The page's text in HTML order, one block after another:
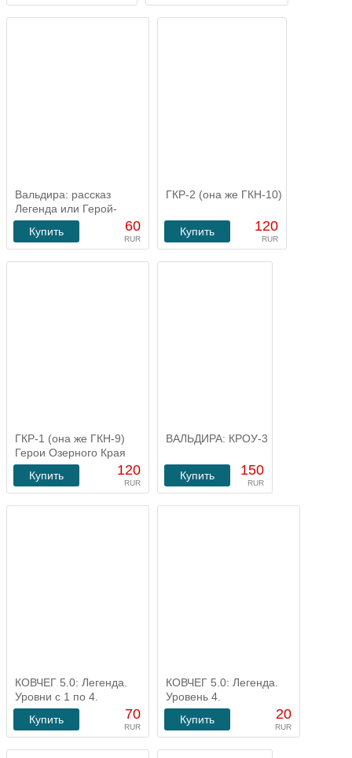
Вальдира: рассказ
Легенда или Герой-
одиночка
60
RUR
Купить
ГКР-2 (она же ГКН-10)
120
RUR
Купить
ГКР-1 (она же ГКН-9)
Герои Озерного Края
120
RUR
Купить
ВАЛЬДИРА: КРОУ-3
150
RUR
Купить
КОВЧЕГ 5.0: Легенда.
Уровни с 1 по 4.
70
RUR
Купить
КОВЧЕГ 5.0: Легенда.
Уровень 4.
20
RUR
Купить